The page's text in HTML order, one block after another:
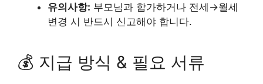
유의사항: 부모님과 합가하거나 전세→월세
변경 시 반드시 신고해야 합니다.
💰 지급 방식 & 필요 서류